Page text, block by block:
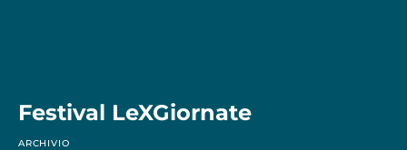
Festival LeXGiornate
ARCHIVIO